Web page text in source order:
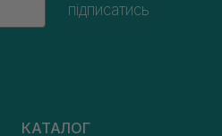
підписатись
КАТАЛОГ